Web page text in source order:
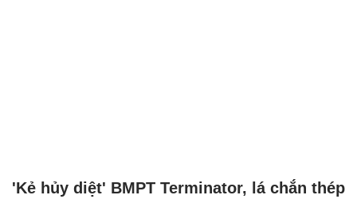
'Kẻ hủy diệt' BMPT Terminator, lá chắn thép